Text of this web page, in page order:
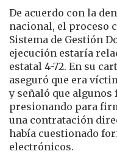
De acuerdo con la
nacional, el proceso
Sistema de Gestión
ejecución estaría
estatal 4-72. En su
aseguró que era
y señaló que
presionando para
una contratación
había cuestionado
electrónicos.